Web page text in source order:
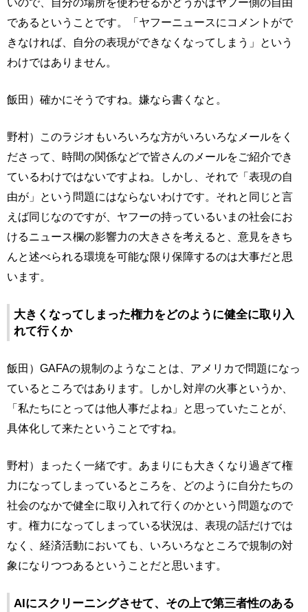
であるということです。「ヤフーニュースにコメントがで
きなければ、自分の表現ができなくなってしまう」という
わけではありません。
飯田）確かにそうですね。嫌なら書くなと。
野村）このラジオもいろいろな方がいろいろなメールをく
ださって、時間の関係などで皆さんのメールをご紹介でき
ているわけではないですよね。しかし、それで「表現の自
由が」という問題にはならないわけです。それと同じと言
えば同じなのですが、ヤフーの持っているいまの社会にお
けるニュース欄の影響力の大きさを考えると、意見をきち
んと述べられる環境を可能な限り保障するのは大事だと思
います。
大きくなってしまった権力をどのように健全に取り入
れて行くか
飯田）GAFAの規制のようなことは、アメリカで問題になっ
ているところではあります。しかし対岸の火事というか、
「私たちにとっては他人事だよね」と思っていたことが、
具体化して来たということですね。
野村）まったく一緒です。あまりにも大きくなり過ぎて権
力になってしまっているところを、どのように自分たちの
社会のなかで健全に取り入れて行くのかという問題なので
す。権力になってしまっている状況は、表現の話だけでは
なく、経済活動においても、いろいろなところで規制の対
象になりつつあるということだと思います。
AIにスクリーニングさせて、その上で第三者性のある